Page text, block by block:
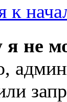
к
не